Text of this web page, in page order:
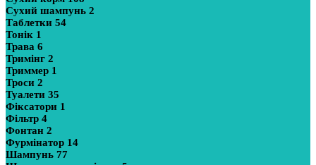
Сухий шампунь 2
Таблетки 54
Тонік 1
Трава 6
Тримінг 2
Триммер 1
Троси 2
Туалети 35
Фіксатори 1
Фільтр 4
Фонтан 2
Фурмінатор 14
Шампунь 77